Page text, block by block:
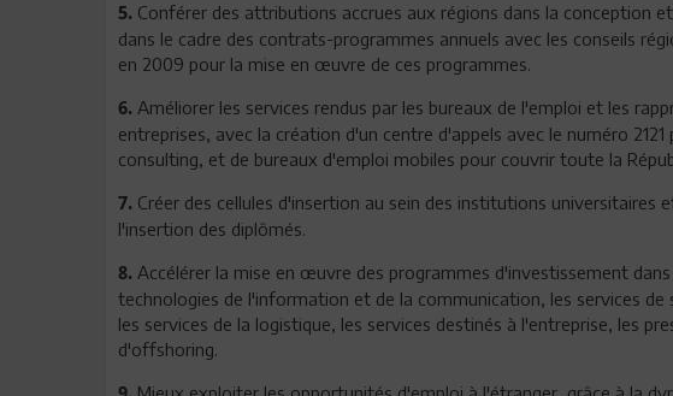
5. Conférer des attributions accrues aux régions dans la conception
dans le cadre des contrats-programmes annuels avec les conseils
en 2009 pour la mise en œuvre de ces programmes.
6. Améliorer les services rendus par les bureaux de l'emploi et les
entreprises, avec la création d'un centre d'appels avec le numéro
consulting, et de bureaux d'emploi mobiles pour couvrir toute la
7. Créer des cellules d'insertion au sein des institutions
l'insertion des diplômés.
8. Accélérer la mise en œuvre des programmes d'investissement
technologies de l'information et de la communication, les services
les services de la logistique, les services destinés à l'entreprise, les
d'offshoring.